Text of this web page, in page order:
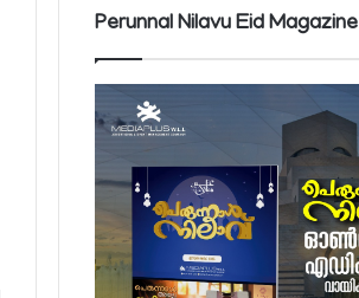
Perunnal Nilavu Eid Magazine